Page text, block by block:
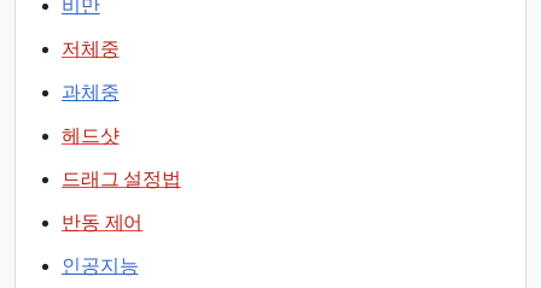
비만
저체중
과체중
헤드샷
드래그 설정법
반동 제어
인공지능